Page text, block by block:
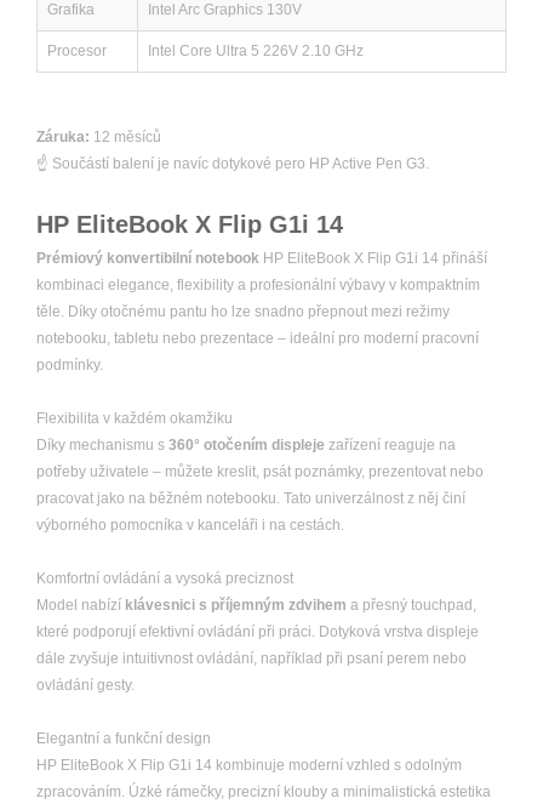
Grafika Intel Arc Graphics 130V
Procesor Intel Core Ultra 5 226V 2.10 GHz
Záruka: 12 měsíců
☝ Součástí balení je navíc dotykové pero HP Active Pen G3.
HP EliteBook X Flip G1i 14
Prémiový konvertibilní notebook HP EliteBook X Flip G1i 14 přináší
kombinaci elegance, flexibility a profesionální výbavy v kompaktním
těle. Díky otočnému pantu ho lze snadno přepnout mezi režimy
notebooku, tabletu nebo prezentace – ideální pro moderní pracovní
podmínky.
Flexibilita v každém okamžiku
Díky mechanismu s 360° otočením displeje zařízení reaguje na
potřeby uživatele – můžete kreslit, psát poznámky, prezentovat nebo
pracovat jako na běžném notebooku. Tato univerzálnost z něj činí
výborného pomocníka v kanceláři i na cestách.
Komfortní ovládání a vysoká preciznost
Model nabízí klávesnici s příjemným zdvihem a přesný touchpad,
které podporují efektivní ovládání při práci. Dotyková vrstva displeje
dále zvyšuje intuitivnost ovládání, například při psaní perem nebo
ovládání gesty.
Elegantní a funkční design
HP EliteBook X Flip G1i 14 kombinuje moderní vzhled s odolným
zpracováním. Úzké rámečky, precizní klouby a minimalistická estetika